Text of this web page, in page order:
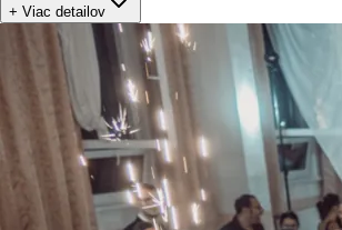
+ Viac detailov